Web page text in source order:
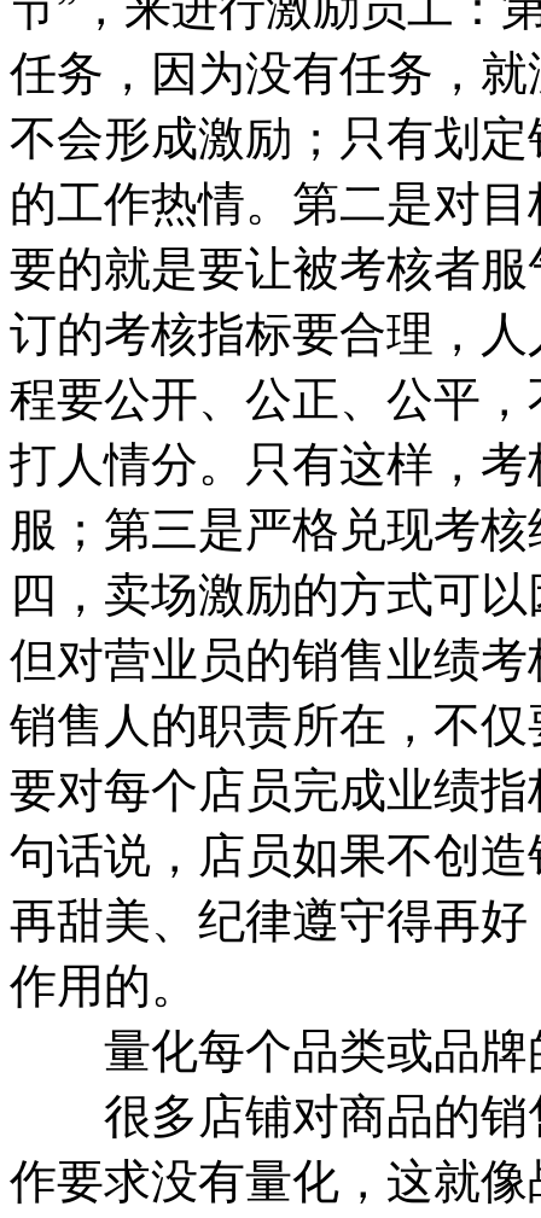
任务，因为没有任务，
不会形成激励；只有划
的工作热情。第二是对
要的就是要让被考核者
订的考核指标要合理，
程要公开、公正、公平
打人情分。只有这样，
服；第三是严格兑现考
四，卖场激励的方式可
但对营业员的销售业绩
销售人的职责所在，不
要对每个店员完成业绩
句话说，店员如果不创
再甜美、纪律遵守得再
作用的。
量化每个品类或品牌
很多店铺对商品的销
作要求没有量化，这就